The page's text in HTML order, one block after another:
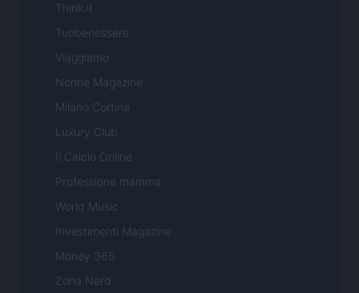
Think.it
Tuobenessere
Viaggiamo
Nonne Magazine
Milano Cortina
Luxury Club
Il Calcio Online
Professione mamma
World Music
Investimenti Magazine
Money 365
Zona Nerd